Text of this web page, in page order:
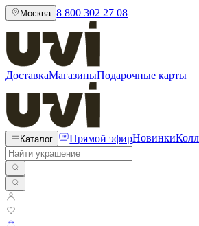
Москва 8 800 302 27 08
ДоставкаМагазиныПодарочные карты
Каталог Прямой эфирНовинки